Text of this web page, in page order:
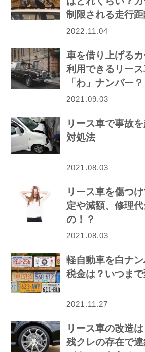
制限される走行
較！
2022.11.04
車を借り上げる
利用できるリー
「わ」ナンバー？
2021.09.03
リース車で事故
対処法
2021.08.03
リース車を傷つ
定や減額、修理
の！？
2021.08.03
軽自動車を白ナン
税金は？いつま
2021.11.27
リース車の改造
残クレの存在で